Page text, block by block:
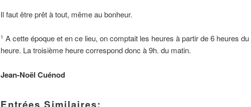
Il faut être prêt à tout, même au bonheur.
1 A cette époque et en ce lieu, on comptait les heures à partir de 6 heures
heure. La troisième heure correspond donc à 9h. du matin.
Jean-Noël Cuénod
Entrées Similaires: